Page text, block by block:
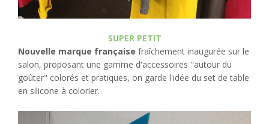
SUPER PETIT
Nouvelle marque française fraîchement inaugurée sur le
salon, proposant une gamme d'accessoires "autour du
goûter" colorés et pratiques, on garde l'idée du set de table
en silicone à colorier.